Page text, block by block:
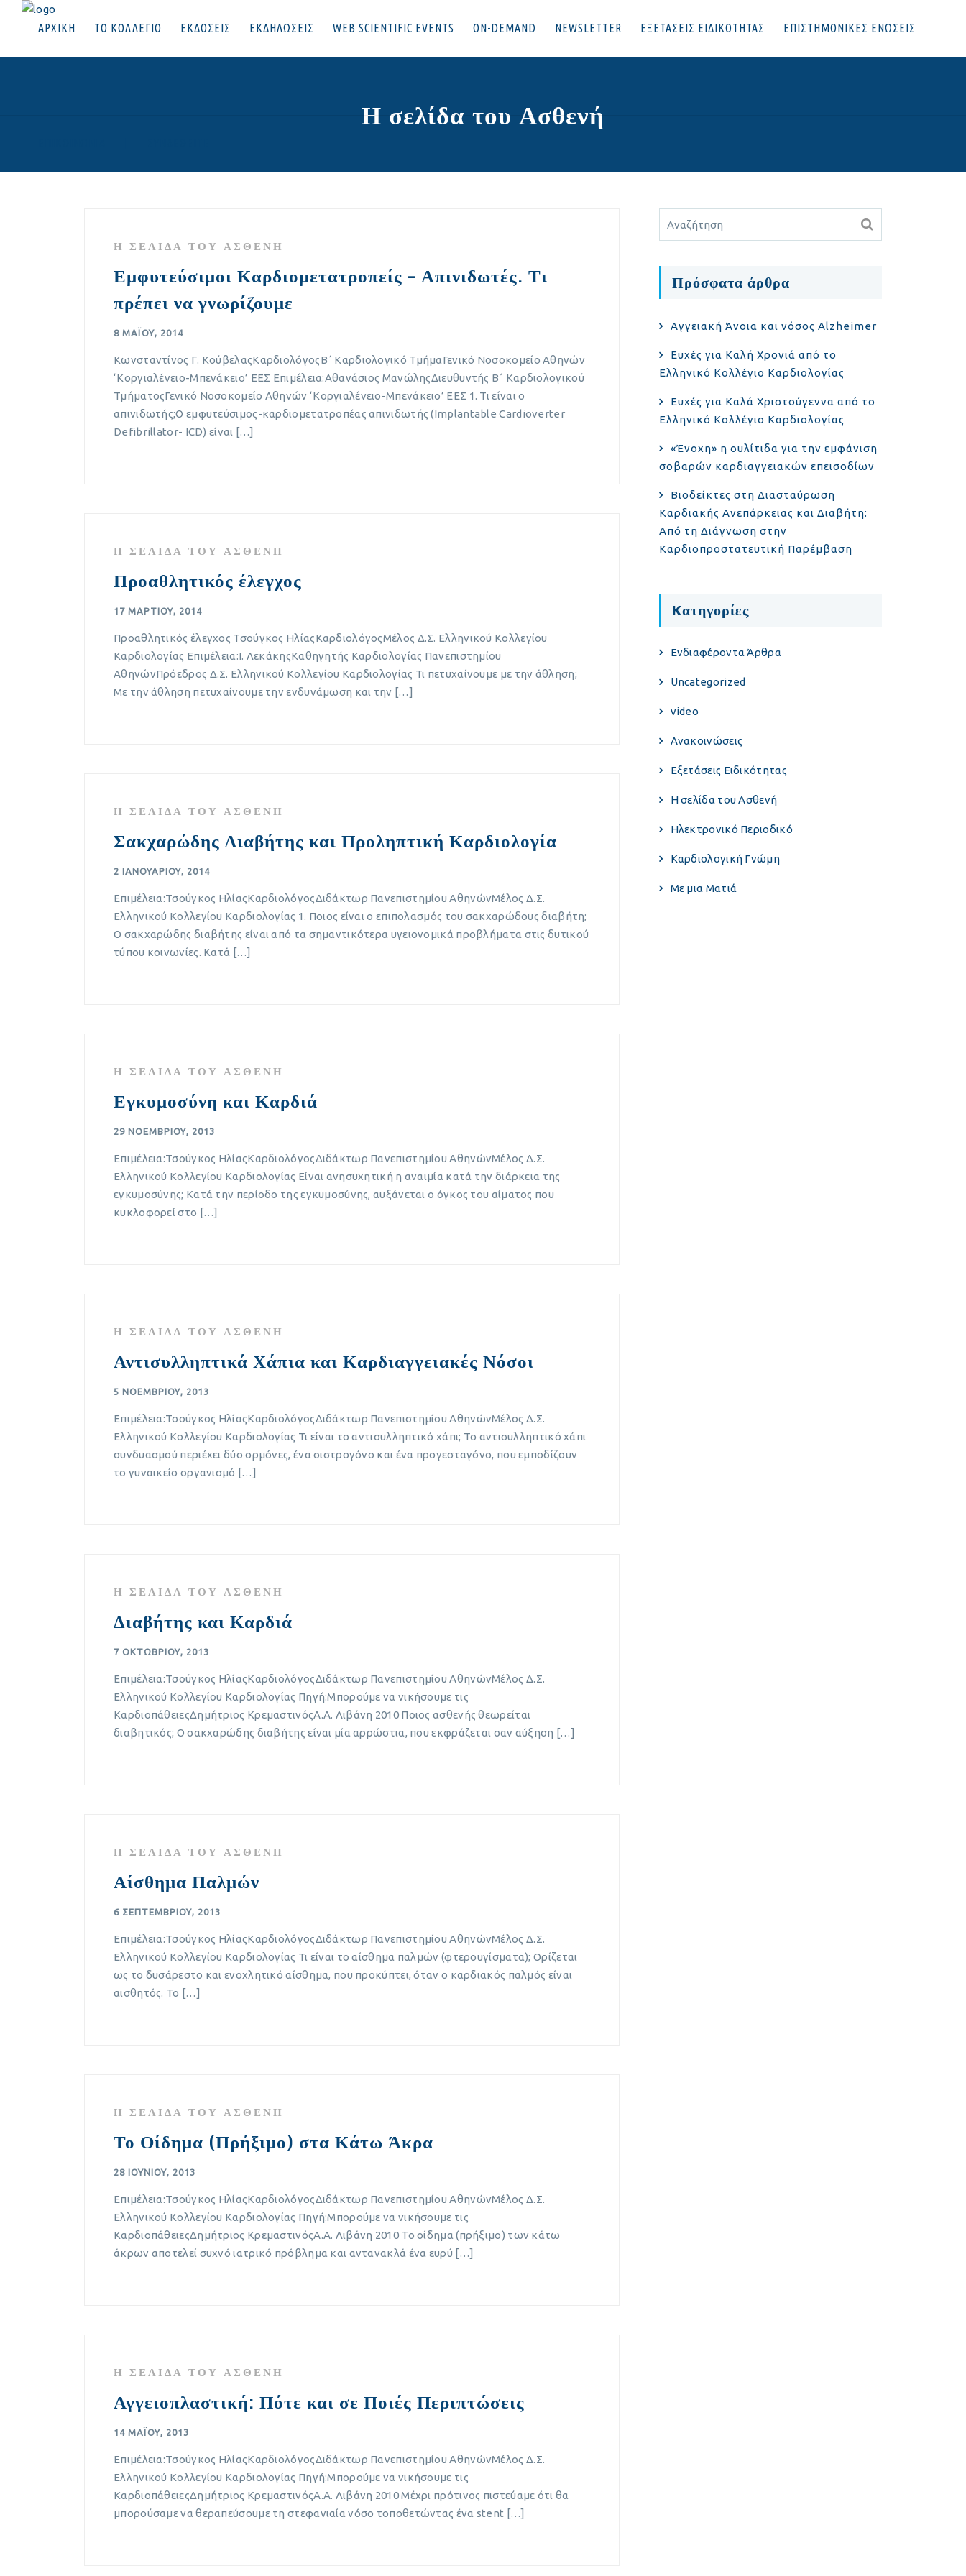
ΑΡΧΙΚΗ ΤΟ ΚΟΛΛΕΓΙΟ ΕΚΔΟΣΕΙΣ ΕΚΔΗΛΩΣΕΙΣ WEB SCIENTIFIC EVENTS ON-DEMAND NEWSLETTER ΕΞΕΤΑΣΕΙΣ ΕΙΔΙΚΟΤΗΤΑΣ ΕΠΙΣΤΗΜΟΝΙΚΕΣ ΕΝΩΣΕΙΣ
Η σελίδα του Ασθενή
Η ΣΕΛΊΔΑ ΤΟΥ ΑΣΘΕΝΉ
Εμφυτεύσιμοι Καρδιομετατροπείς – Απινιδωτές. Τι
πρέπει να γνωρίζουμε
8 ΜΑΪ́ΟΥ, 2014
Κωνσταντίνος Γ. ΚούβελαςΚαρδιολόγοςΒ΄ Καρδιολογικό ΤμήμαΓενικό Νοσοκομείο Αθηνών
‘Κοργιαλένειο-Μπενάκειο’ ΕΕΣ Επιμέλεια:Αθανάσιος ΜανώληςΔιευθυντής Β΄ Καρδιολογικού
ΤμήματοςΓενικό Νοσοκομείο Αθηνών ‘Κοργιαλένειο-Μπενάκειο’ ΕΕΣ 1. Τι είναι ο
απινιδωτής;Ο εμφυτεύσιμος-καρδιομετατροπέας απινιδωτής (Implantable Cardioverter
Defibrillator- ICD) είναι […]
Η ΣΕΛΊΔΑ ΤΟΥ ΑΣΘΕΝΉ
Προαθλητικός έλεγχος
17 ΜΑΡΤΊΟΥ, 2014
Προαθλητικός έλεγχος Τσούγκος ΗλίαςΚαρδιολόγοςΜέλος Δ.Σ. Ελληνικού Κολλεγίου
Καρδιολογίας Επιμέλεια:Ι. ΛεκάκηςΚαθηγητής Καρδιολογίας Πανεπιστημίου
ΑθηνώνΠρόεδρος Δ.Σ. Ελληνικού Κολλεγίου Καρδιολογίας Τι πετυχαίνουμε με την άθληση;
Με την άθληση πετυχαίνουμε την ενδυνάμωση και την […]
Η ΣΕΛΊΔΑ ΤΟΥ ΑΣΘΕΝΉ
Σακχαρώδης Διαβήτης και Προληπτική Καρδιολογία
2 ΙΑΝΟΥΑΡΊΟΥ, 2014
Επιμέλεια:Τσούγκος ΗλίαςΚαρδιολόγοςΔιδάκτωρ Πανεπιστημίου ΑθηνώνΜέλος Δ.Σ.
Ελληνικού Κολλεγίου Καρδιολογίας 1. Ποιος είναι ο επιπολασμός του σακχαρώδους διαβήτη;
Ο σακχαρώδης διαβήτης είναι από τα σημαντικότερα υγειονομικά προβλήματα στις δυτικού
τύπου κοινωνίες. Κατά […]
Η ΣΕΛΊΔΑ ΤΟΥ ΑΣΘΕΝΉ
Εγκυμοσύνη και Καρδιά
29 ΝΟΕΜΒΡΊΟΥ, 2013
Επιμέλεια:Τσούγκος ΗλίαςΚαρδιολόγοςΔιδάκτωρ Πανεπιστημίου ΑθηνώνΜέλος Δ.Σ.
Ελληνικού Κολλεγίου Καρδιολογίας Είναι ανησυχητική η αναιμία κατά την διάρκεια της
εγκυμοσύνης; Κατά την περίοδο της εγκυμοσύνης, αυξάνεται ο όγκος του αίματος που
κυκλοφορεί στο […]
Η ΣΕΛΊΔΑ ΤΟΥ ΑΣΘΕΝΉ
Αντισυλληπτικά Χάπια και Καρδιαγγειακές Νόσοι
5 ΝΟΕΜΒΡΊΟΥ, 2013
Επιμέλεια:Τσούγκος ΗλίαςΚαρδιολόγοςΔιδάκτωρ Πανεπιστημίου ΑθηνώνΜέλος Δ.Σ.
Ελληνικού Κολλεγίου Καρδιολογίας Τι είναι το αντισυλληπτικό χάπι; Το αντισυλληπτικό χάπι
συνδυασμού περιέχει δύο ορμόνες, ένα οιστρογόνο και ένα προγεσταγόνο, που εμποδίζουν
το γυναικείο οργανισμό […]
Η ΣΕΛΊΔΑ ΤΟΥ ΑΣΘΕΝΉ
Διαβήτης και Καρδιά
7 ΟΚΤΩΒΡΊΟΥ, 2013
Επιμέλεια:Τσούγκος ΗλίαςΚαρδιολόγοςΔιδάκτωρ Πανεπιστημίου ΑθηνώνΜέλος Δ.Σ.
Ελληνικού Κολλεγίου Καρδιολογίας Πηγή:Μπορούμε να νικήσουμε τις
ΚαρδιοπάθειεςΔημήτριος ΚρεμαστινόςΑ.Α. Λιβάνη 2010 Ποιος ασθενής θεωρείται
διαβητικός; Ο σακχαρώδης διαβήτης είναι μία αρρώστια, που εκφράζεται σαν αύξηση […]
Η ΣΕΛΊΔΑ ΤΟΥ ΑΣΘΕΝΉ
Αίσθημα Παλμών
6 ΣΕΠΤΕΜΒΡΊΟΥ, 2013
Επιμέλεια:Τσούγκος ΗλίαςΚαρδιολόγοςΔιδάκτωρ Πανεπιστημίου ΑθηνώνΜέλος Δ.Σ.
Ελληνικού Κολλεγίου Καρδιολογίας Τι είναι το αίσθημα παλμών (φτερουγίσματα); Ορίζεται
ως το δυσάρεστο και ενοχλητικό αίσθημα, που προκύπτει, όταν ο καρδιακός παλμός είναι
αισθητός. Το […]
Η ΣΕΛΊΔΑ ΤΟΥ ΑΣΘΕΝΉ
Το Οίδημα (Πρήξιμο) στα Κάτω Άκρα
28 ΙΟΥΝΊΟΥ, 2013
Επιμέλεια:Τσούγκος ΗλίαςΚαρδιολόγοςΔιδάκτωρ Πανεπιστημίου ΑθηνώνΜέλος Δ.Σ.
Ελληνικού Κολλεγίου Καρδιολογίας Πηγή:Μπορούμε να νικήσουμε τις
ΚαρδιοπάθειεςΔημήτριος ΚρεμαστινόςΑ.Α. Λιβάνη 2010 Το οίδημα (πρήξιμο) των κάτω
άκρων αποτελεί συχνό ιατρικό πρόβλημα και αντανακλά ένα ευρύ […]
Η ΣΕΛΊΔΑ ΤΟΥ ΑΣΘΕΝΉ
Αγγειοπλαστική: Πότε και σε Ποιές Περιπτώσεις
14 ΜΑΪ́ΟΥ, 2013
Επιμέλεια:Τσούγκος ΗλίαςΚαρδιολόγοςΔιδάκτωρ Πανεπιστημίου ΑθηνώνΜέλος Δ.Σ.
Ελληνικού Κολλεγίου Καρδιολογίας Πηγή:Μπορούμε να νικήσουμε τις
ΚαρδιοπάθειεςΔημήτριος ΚρεμαστινόςΑ.Α. Λιβάνη 2010 Μέχρι πρότινος πιστεύαμε ότι θα
μπορούσαμε να θεραπεύσουμε τη στεφανιαία νόσο τοποθετώντας ένα stent […]
Πρόσφατα άρθρα
Αγγειακή Άνοια και νόσος Alzheimer
Ευχές για Καλή Χρονιά από το
Ελληνικό Κολλέγιο Καρδιολογίας
Ευχές για Καλά Χριστούγεννα από το
Ελληνικό Κολλέγιο Καρδιολογίας
«Ένοχη» η ουλίτιδα για την εμφάνιση
σοβαρών καρδιαγγειακών επεισοδίων
Βιοδείκτες στη Διασταύρωση
Καρδιακής Ανεπάρκειας και Διαβήτη:
Από τη Διάγνωση στην
Καρδιοπροστατευτική Παρέμβαση
Kατηγορίες
Eνδιαφέροντα Άρθρα
Uncategorized
video
Ανακοινώσεις
Εξετάσεις Ειδικότητας
Η σελίδα του Ασθενή
Ηλεκτρονικό Περιοδικό
Καρδιολογική Γνώμη
Με μια Ματιά